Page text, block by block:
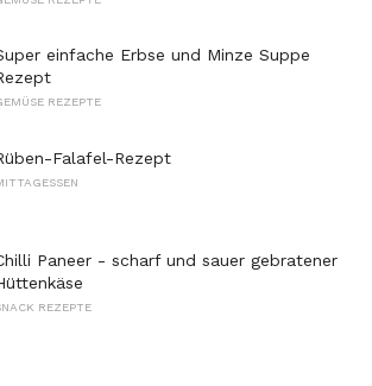
einfache Erbse und Minze Suppe
REZEPTE
Falafel-Rezept
Paneer - scharf und sauer gebratener
REZEPTE